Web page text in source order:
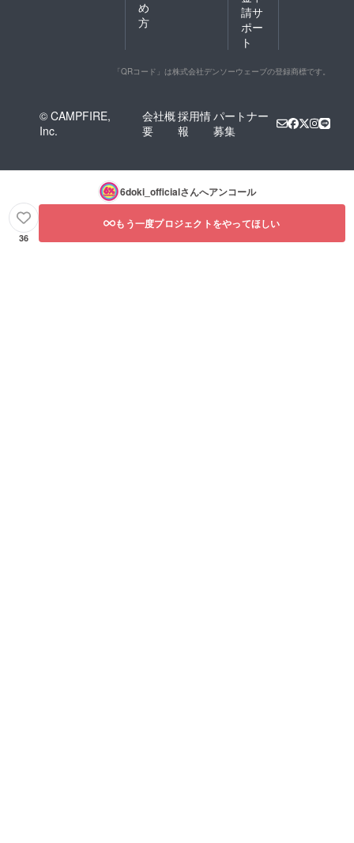
め
方
請サ
ポー
ト
「QRコード」は株式会社デンソーウェーブの登録商標です。
© CAMPFIRE,
Inc.
会社概
要
採用情
報
パートナー
募集
6doki_officialさんへアンコール
36
もう一度プロジェクトをやってほしい